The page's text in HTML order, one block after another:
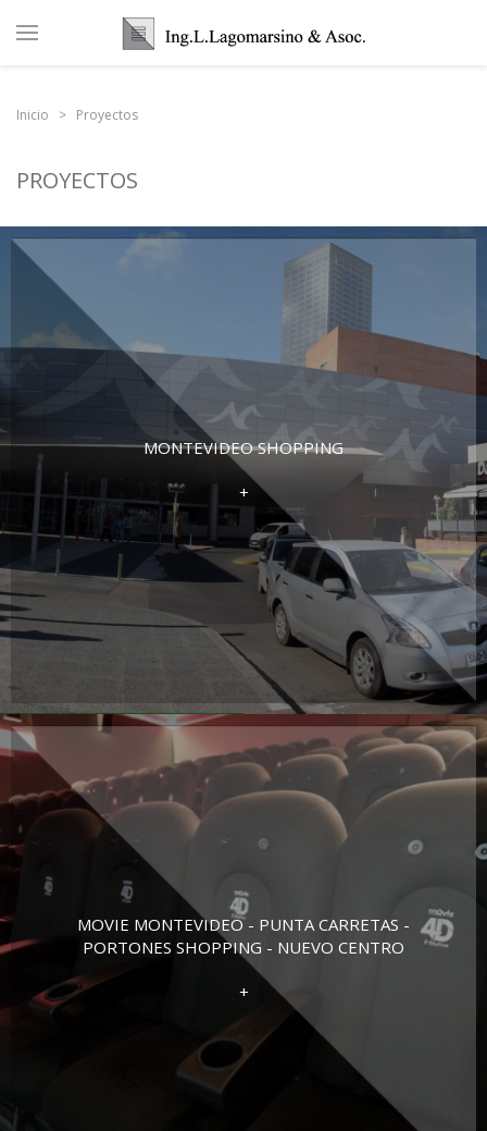
Inicio Proyectos
PROYECTOS
MONTEVIDEO SHOPPING
+
MOVIE MONTEVIDEO - PUNTA CARRETAS -
PORTONES SHOPPING - NUEVO CENTRO
+